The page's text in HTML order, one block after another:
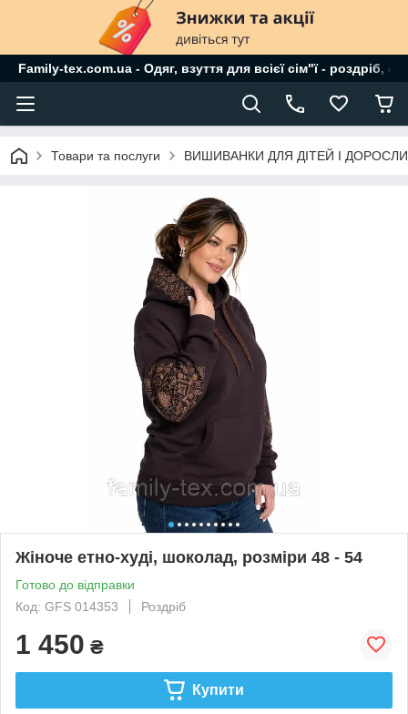
Family-tex.com.ua - Одяг, взуття для всієї сім"ї - роздріб,
Товари та послуги ВИШИВАНКИ ДЛЯ ДІТЕЙ І
Жіноче етно-худі, шоколад, розміри 48 - 54
Готово до відправки
Код: GFS 014353
Роздріб
1 450 ₴
Купити